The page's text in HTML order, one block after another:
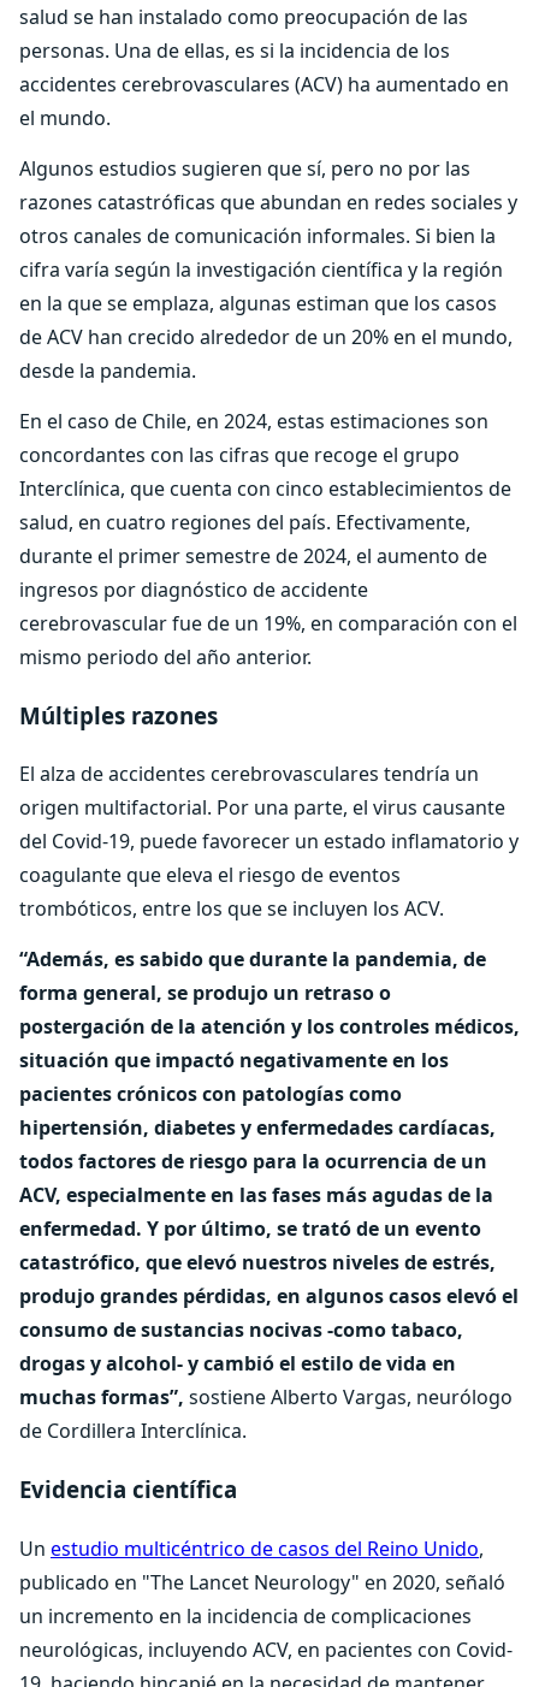
salud se han instalado como preocupación de las
personas. Una de ellas, es si la incidencia de los
accidentes cerebrovasculares (ACV) ha aumentado en
el mundo.
Algunos estudios sugieren que sí, pero no por las
razones catastróficas que abundan en redes sociales y
otros canales de comunicación informales. Si bien la
cifra varía según la investigación científica y la región
en la que se emplaza, algunas estiman que los casos
de ACV han crecido alrededor de un 20% en el mundo,
desde la pandemia.
En el caso de Chile, en 2024, estas estimaciones son
concordantes con las cifras que recoge el grupo
Interclínica, que cuenta con cinco establecimientos de
salud, en cuatro regiones del país. Efectivamente,
durante el primer semestre de 2024, el aumento de
ingresos por diagnóstico de accidente
cerebrovascular fue de un 19%, en comparación con el
mismo periodo del año anterior.
Múltiples razones
El alza de accidentes cerebrovasculares tendría un
origen multifactorial. Por una parte, el virus causante
del Covid-19, puede favorecer un estado inflamatorio y
coagulante que eleva el riesgo de eventos
trombóticos, entre los que se incluyen los ACV.
“Además, es sabido que durante la pandemia, de
forma general, se produjo un retraso o
postergación de la atención y los controles médicos,
situación que impactó negativamente en los
pacientes crónicos con patologías como
hipertensión, diabetes y enfermedades cardíacas,
todos factores de riesgo para la ocurrencia de un
ACV, especialmente en las fases más agudas de la
enfermedad. Y por último, se trató de un evento
catastrófico, que elevó nuestros niveles de estrés,
produjo grandes pérdidas, en algunos casos elevó el
consumo de sustancias nocivas -como tabaco,
drogas y alcohol- y cambió el estilo de vida en
muchas formas”, sostiene Alberto Vargas, neurólogo
de Cordillera Interclínica.
Evidencia científica
Un estudio multicéntrico de casos del Reino Unido,
publicado en "The Lancet Neurology" en 2020, señaló
un incremento en la incidencia de complicaciones
neurológicas, incluyendo ACV, en pacientes con Covid-